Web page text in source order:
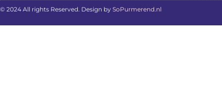
© 2024 All rights Reserved. Design by SoPurmerend.nl